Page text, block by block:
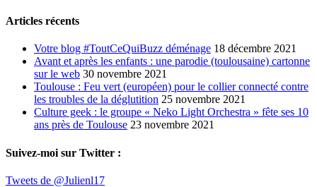
Articles récents
Votre blog #ToutCeQuiBuzz déménage 18 décembre 2021
Avant et après les enfants : une parodie (toulousaine) cartonne
sur le web 30 novembre 2021
Toulouse : Feu vert (européen) pour le collier connecté contre
les troubles de la déglutition 25 novembre 2021
Culture geek : le groupe « Neko Light Orchestra » fête ses 10
ans près de Toulouse 23 novembre 2021
Suivez-moi sur Twitter :
Tweets de @Julienl17